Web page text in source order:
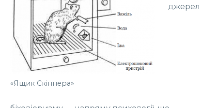
«Ящик Скіннера»
джерел